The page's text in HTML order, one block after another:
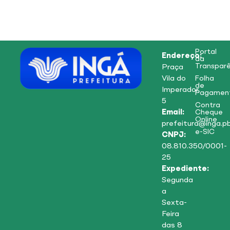
Endereço:
Praça
Vila do
Imperador,
5
Email:
CNPJ:
08.810.350/0001-
25
Expediente:
Segunda
a
Sexta-
Feira
das 8
Portal
da
Folha
de
Contra
Cheque
Online
e-SIC